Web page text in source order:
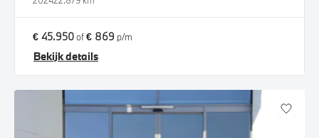
€ 45.950of€ 869 p/m
Bekijk details